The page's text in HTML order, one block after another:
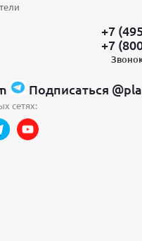
+7
+7
Подписаться
сетях: